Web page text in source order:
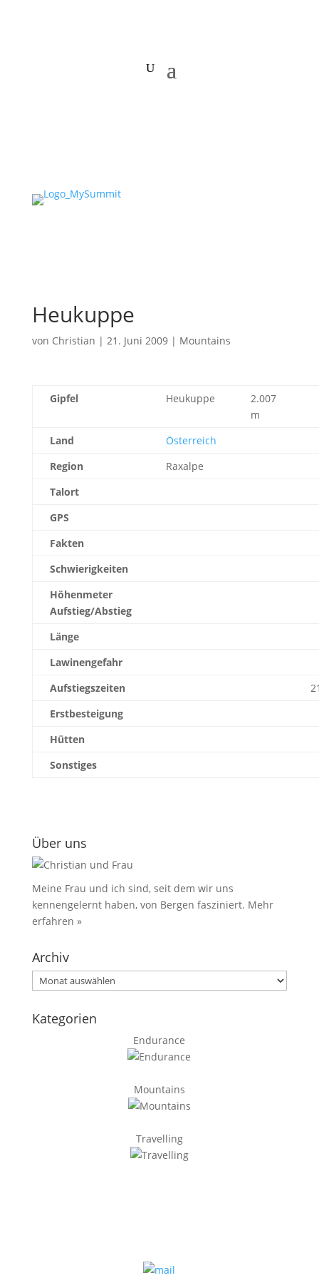
Heukuppe
von Christian | 21. Juni 2009| Mountains
Gipfel Heukuppe
2.007
m
Land
Österreich
Region
Raxalpe
Talort
GPS
Fakten
Schwierigkeiten
Höhenmeter
Aufstieg/Abstieg
Länge
Lawinengefahr
Aufstiegszeiten
Erstbesteigung
Hütten
Sonstiges
Über uns
Meine Frau und ich sind, seit dem wir uns
kennengelernt haben, von Bergen fasziniert. Mehr
erfahren »
Archiv
Archiv
Kategorien
Endurance
Mountains
Travelling